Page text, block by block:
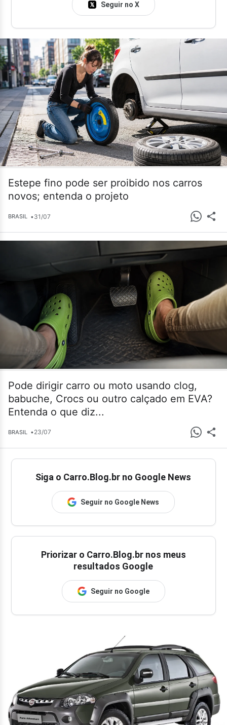
Seguir no X
Estepe fino pode ser proibido nos carros
novos; entenda o projeto
BRASIL •31/07
Pode dirigir carro ou moto usando clog,
babuche, Crocs ou outro calçado em EVA?
Entenda o que diz...
BRASIL •23/07
Siga o Carro.Blog.br no Google News
Seguir no Google News
Priorizar o Carro.Blog.br nos meus
resultados Google
Seguir no Google